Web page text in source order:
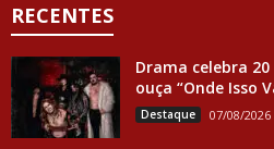
RECENTES
Drama celebra
ouça “Onde Isso
Destaque 07/08/2026